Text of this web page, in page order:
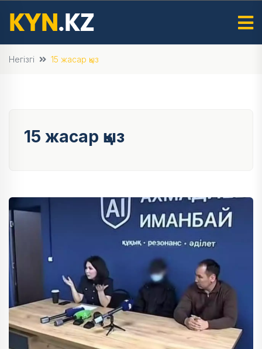
Негізгі 15 жасар қыз
15 жасар қыз